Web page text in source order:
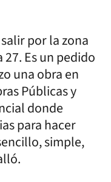
por la zona
Es un pedido
una obra en
Públicas y
donde
para hacer
simple,